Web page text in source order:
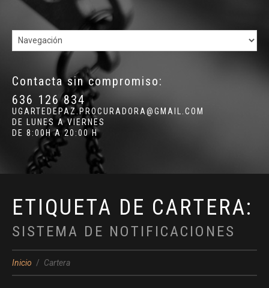
Contacta sin compromiso:
636 126 834
UGARTEDEPAZ.PROCURADORA@GMAIL.COM
DE LUNES A VIERNES
DE 8:00H A 20:00 H
ETIQUETA DE CARTERA:
SISTEMA DE NOTIFICACIONES
Inicio Cartera